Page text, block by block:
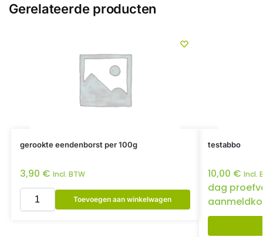
Gerelateerde producten
gerookte eendenborst per 100g
3,90 € Incl. BTW
Toevoegen aan winkelwagen
testabbo
10,00 € Incl.
dag